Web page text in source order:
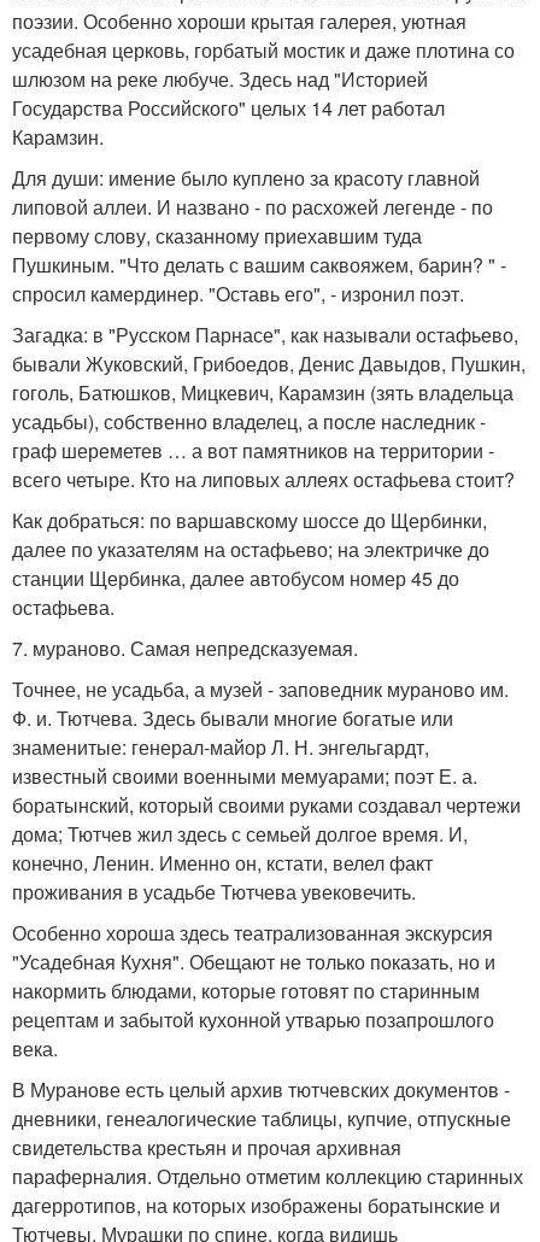
поэзии. Особенно хороши крытая галерея, уютная
усадебная церковь, горбатый мостик и даже плотина со
шлюзом на реке любуче. Здесь над "Историей
Государства Российского" целых 14 лет работал
Карамзин.
Для души: имение было куплено за красоту главной
липовой аллеи. И названо - по расхожей легенде - по
первому слову, сказанному приехавшим туда
Пушкиным. "Что делать с вашим саквояжем, барин? " -
спросил камердинер. "Оставь его", - изронил поэт.
Загадка: в "Русском Парнасе", как называли остафьево,
бывали Жуковский, Грибоедов, Денис Давыдов, Пушкин,
гоголь, Батюшков, Мицкевич, Карамзин (зять владельца
усадьбы), собственно владелец, а после наследник -
граф шереметев … а вот памятников на территории -
всего четыре. Кто на липовых аллеях остафьева стоит?
Как добраться: по варшавскому шоссе до Щербинки,
далее по указателям на остафьево; на электричке до
станции Щербинка, далее автобусом номер 45 до
остафьева.
7. мураново. Самая непредсказуемая.
Точнее, не усадьба, а музей - заповедник мураново им.
Ф. и. Тютчева. Здесь бывали многие богатые или
знаменитые: генерал-майор Л. Н. энгельгардт,
известный своими военными мемуарами; поэт Е. а.
боратынский, который своими руками создавал чертежи
дома; Тютчев жил здесь с семьей долгое время. И,
конечно, Ленин. Именно он, кстати, велел факт
проживания в усадьбе Тютчева увековечить.
Особенно хороша здесь театрализованная экскурсия
"Усадебная Кухня". Обещают не только показать, но и
накормить блюдами, которые готовят по старинным
рецептам и забытой кухонной утварью позапрошлого
века.
В Муранове есть целый архив тютчевских документов -
дневники, генеалогические таблицы, купчие, отпускные
свидетельства крестьян и прочая архивная
параферналия. Отдельно отметим коллекцию старинных
дагерротипов, на которых изображены боратынские и
Тютчевы. Мурашки по спине, когда видишь